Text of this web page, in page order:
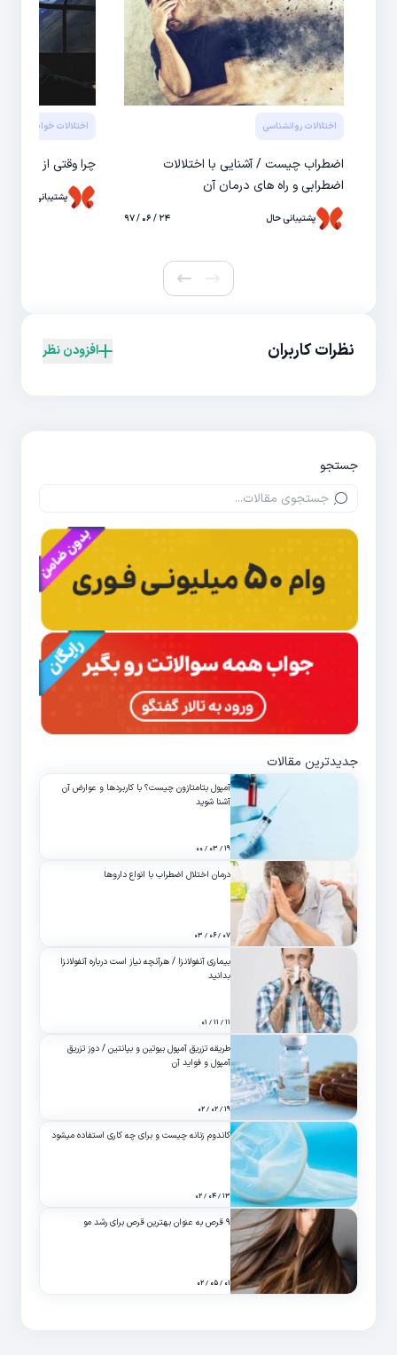
اختلالات روانشناسی
اضطراب چیست / آشنایی با اختلالات
اضطرابی و راه های درمان آن
پشتیبانی حال ۲۴ / ۰۶ / ۹۷
اختلالات خواب و
چرا وقتی از خواب
پشتیبانی حال
نظرات کاربران افزودن نظر
جستجو
جدیدترین مقالات
آمپول بتامتازون چیست؟ با کاربردها و عوارض آن
آشنا شوید
۱۹ / ۰۳ / ۰۰
درمان اختلال اضطراب با انواع داروها
۰۷ / ۰۶ / ۰۳
بیماری آنفولانزا / هرآنچه نیاز است درباره آنفولانزا
بدانید
۱۱ / ۱۱ / ۰۱
طریقه تزریق آمپول بیوتین و بپانتین / دوز تزریق
آمپول و فواید آن
۱۹ / ۰۲ / ۰۲
کاندوم زنانه چیست و برای چه کاری استفاده میشود
۱۳ / ۰۴ / ۰۲
۹ قرص به عنوان بهترین قرص برای رشد مو
۰۱ / ۰۵ / ۰۲